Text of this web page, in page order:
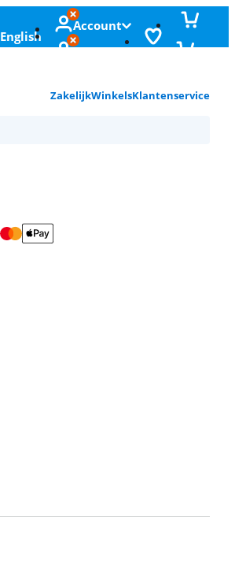
English
Account
ZakelijkWinkelsKlantenservice